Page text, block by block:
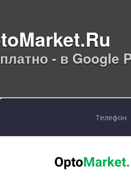
Телефон
- в Google